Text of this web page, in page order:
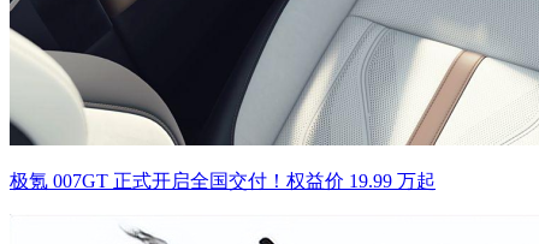
极氪 007GT 正式开启全国交付！权益价 19.99 万起